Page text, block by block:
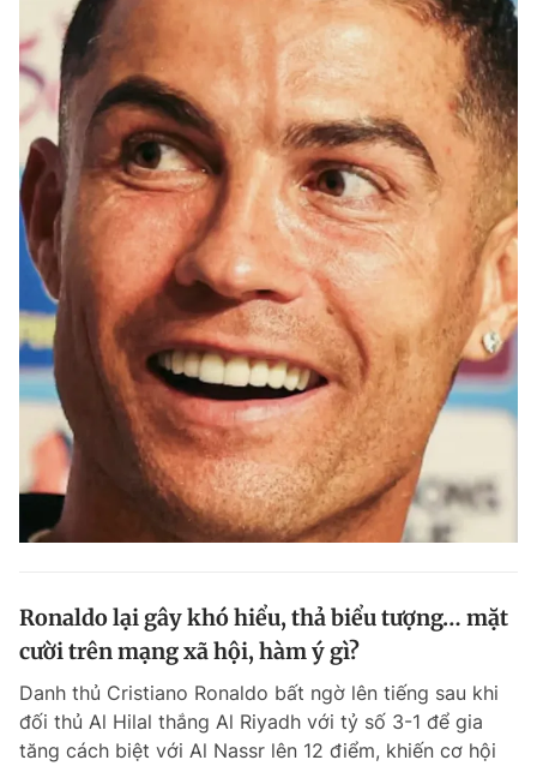
Ronaldo lại gây khó hiểu, thả biểu tượng… mặt
cười trên mạng xã hội, hàm ý gì?
Danh thủ Cristiano Ronaldo bất ngờ lên tiếng sau khi
đối thủ Al Hilal thắng Al Riyadh với tỷ số 3-1 để gia
tăng cách biệt với Al Nassr lên 12 điểm, khiến cơ hội